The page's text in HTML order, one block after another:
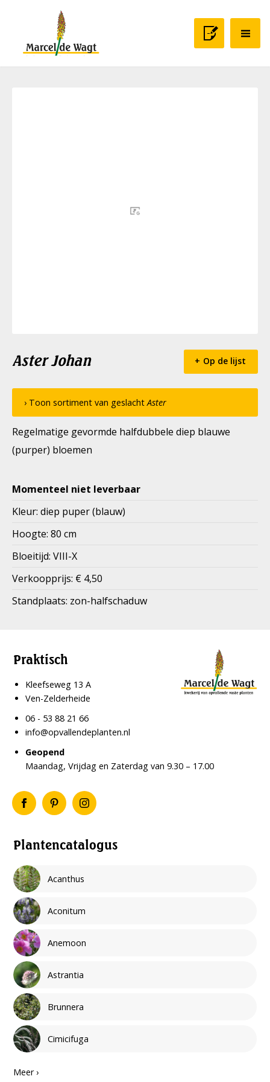
Aster Johan Op de lijst
› Toon sortiment van geslachtAster
Regelmatige gevormde halfdubbele diep blauwe
(purper) bloemen
Momenteel niet leverbaar
Kleur: diep puper (blauw)
Hoogte: 80 cm
Bloeitijd: VIII-X
Verkoopprijs: € 4,50
Standplaats: zon-halfschaduw
Plantencatalogus
Acanthus
Aconitum
Anemoon
Astrantia
Brunnera
Cimicifuga
Meer ›
Praktisch
Kleefseweg 13 A
Ven-Zelderheide
06 - 53 88 21 66
info@opvallendeplanten.nl
Geopend
Maandag, Vrijdag en Zaterdag van 9.30 – 17.00